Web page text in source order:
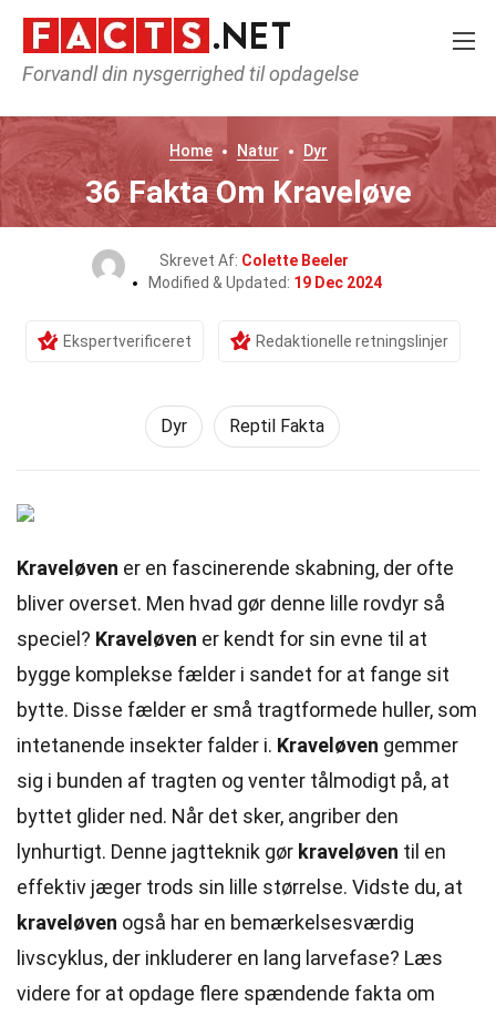
Forvandl din nysgerrighed til opdagelse
Home Natur Dyr
36 Fakta Om Kraveløve
Skrevet Af: Colette Beeler
Modified & Updated: 19 Dec 2024
Ekspertverificeret Redaktionelle retningslinjer
Dyr Reptil Fakta
Kraveløven er en fascinerende skabning, der ofte
bliver overset. Men hvad gør denne lille rovdyr så
speciel? Kraveløven er kendt for sin evne til at
bygge komplekse fælder i sandet for at fange sit
bytte. Disse fælder er små tragtformede huller, som
intetanende insekter falder i. Kraveløven gemmer
sig i bunden af tragten og venter tålmodigt på, at
byttet glider ned. Når det sker, angriber den
lynhurtigt. Denne jagtteknik gør kraveløven til en
effektiv jæger trods sin lille størrelse. Vidste du, at
kraveløven også har en bemærkelsesværdig
livscyklus, der inkluderer en lang larvefase? Læs
videre for at opdage flere spændende fakta om